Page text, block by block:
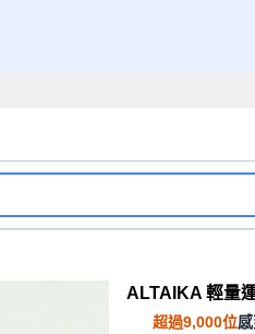
ALTAIKA 輕量
超過9,000位